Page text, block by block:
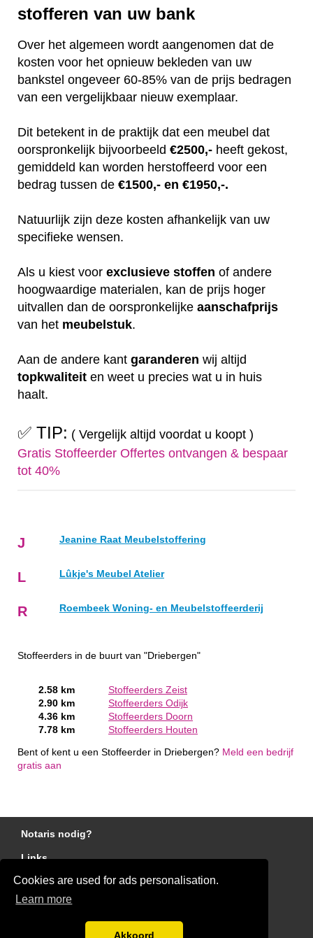
Cookies are used for ads personalisation.
Learn more
Akkoord
stofferen van uw bank
Over het algemeen wordt aangenomen dat de
kosten voor het opnieuw bekleden van uw
bankstel ongeveer 60-85% van de prijs bedragen
van een vergelijkbaar nieuw exemplaar.
Dit betekent in de praktijk dat een meubel dat
oorspronkelijk bijvoorbeeld €2500,- heeft gekost,
gemiddeld kan worden herstoffeerd voor een
bedrag tussen de €1500,- en €1950,-.
Natuurlijk zijn deze kosten afhankelijk van uw
specifieke wensen.
Als u kiest voor exclusieve stoffen of andere
hoogwaardige materialen, kan de prijs hoger
uitvallen dan de oorspronkelijke aanschafprijs
van het meubelstuk.
Aan de andere kant garanderen wij altijd
topkwaliteit en weet u precies wat u in huis
haalt.
✅ TIP: ( Vergelijk altijd voordat u koopt )
Gratis Stoffeerder Offertes ontvangen & bespaar
tot 40%
J Jeanine Raat Meubelstoffering
L Lûkje's Meubel Atelier
R Roembeek Woning- en Meubelstoffeerderij
Stoffeerders in de buurt van "Driebergen"
2.58 km
Stoffeerders Zeist
2.90 km
Stoffeerders Odijk
4.36 km
Stoffeerders Doorn
7.78 km
Stoffeerders Houten
Bent of kent u een Stoffeerder in Driebergen? Meld een bedrijf
gratis aan
Notaris nodig?
Links
Gratis Stoffeerder Offertes Vergelijken
Disclaimer